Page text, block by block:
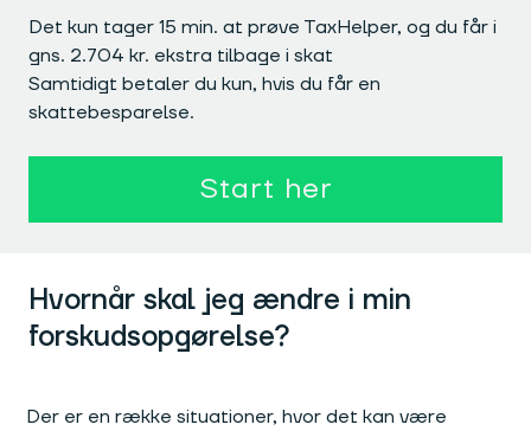
Det kun tager 15 min. at prøve TaxHelper, og du får i
gns. 2.704 kr. ekstra tilbage i skat
Samtidigt betaler du kun, hvis du får en
skattebesparelse.
Start her
Hvornår skal jeg ændre i min
forskudsopgørelse?
Der er en række situationer, hvor det kan være